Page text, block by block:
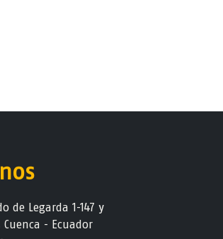
de Legarda 1-147 y
- Ecuador